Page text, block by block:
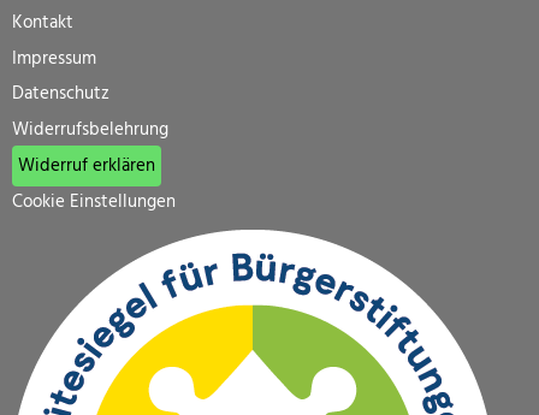
Kontakt
Impressum
Datenschutz
Widerrufsbelehrung
Widerruf erklären
Cookie Einstellungen